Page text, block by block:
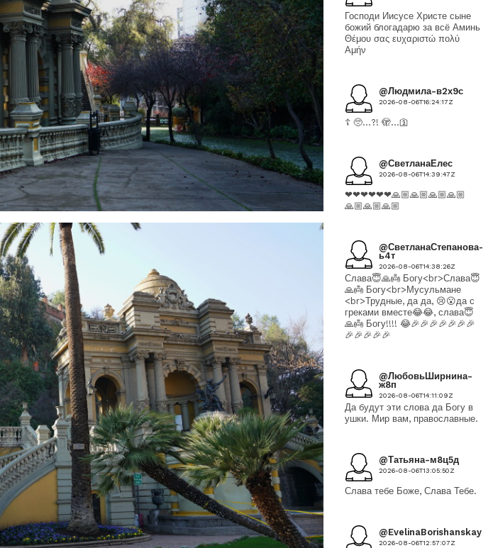
Господи Иисусе Христе сыне
божий блогадарю за всё Аминь
Θέμου σας ευχαριστώ πολύ
Αμήν
@Людмила-в2х9с
2026-08-06T16:24:17Z
☦️ 🥺…?! 🫣…🛐
@СветланаЕлес
2026-08-06T14:39:47Z
❤❤❤❤❤❤🙏🏼🙏🏼🙏🏼🙏🏼
🙏🏼🙏🏼🙏🏼
@СветланаСтепанова-
ь4т
2026-08-06T14:38:26Z
Слава😇🙏👼 Богу<br>Слава😇
🙏👼 Богу<br>Мусульмане
<br>Трудные, да да, 😢😮да с
греками вместе😂😂, слава😇
🙏👼 Богу!!!! 😂🎉🎉🎉🎉🎉🎉🎉
🎉🎉🎉🎉🎉
@ЛюбовьШирнина-
ж8п
2026-08-06T14:11:09Z
Да будут эти слова да Богу в
ушки. Мир вам, православные.
@Татьяна-м8ц5д
2026-08-06T13:05:50Z
Слава тебе Боже, Слава Тебе.
@EvelinaBorishanskaya
2026-08-06T12:57:07Z